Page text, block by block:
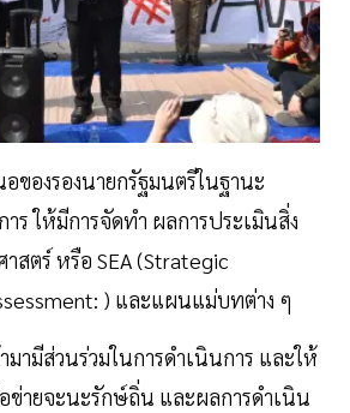
ของรองนายกรัฐมนตรีในฐานะ
ร ให้มีการจัดทำ ผลการประเมินสิ่ง
สตร์ หรือ SEA (Strategic
) และแผนแม่บทต่าง ๆ
มามีส่วนร่วมในการดำเนินการ และให้
ข่ายจะนะรักษ์ถิ่น และผลการดำเนิน